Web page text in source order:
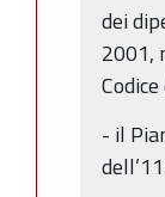
dei
2001,
- il